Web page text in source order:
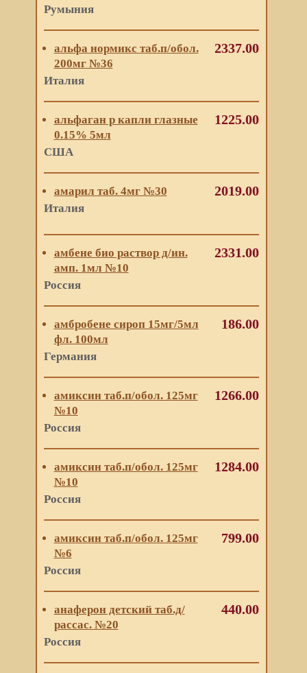
Румыния
альфа нормикс таб.п/обол.
200мг №36
Италия
2337.00
альфаган р капли глазные
0.15% 5мл
США
1225.00
амарил таб. 4мг №30
Италия
2019.00
амбене био раствор д/ин.
амп. 1мл №10
Россия
2331.00
амбробене сироп 15мг/5мл
фл. 100мл
Германия
186.00
амиксин таб.п/обол. 125мг
№10
Россия
1266.00
амиксин таб.п/обол. 125мг
№10
Россия
1284.00
амиксин таб.п/обол. 125мг
№6
Россия
799.00
анаферон детский таб.д/
рассас. №20
Россия
440.00